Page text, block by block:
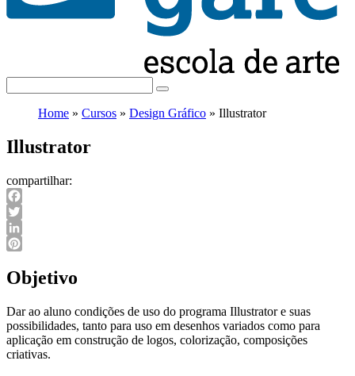
Home » Cursos » Design Gráfico » Illustrator
Illustrator
compartilhar:
Facebook
Twitter
LinkedIn
Objetivo
Dar ao aluno condições de uso do programa Illustrator e suas
possibilidades, tanto para uso em desenhos variados como para
aplicação em construção de logos, colorização, composições
criativas.​​